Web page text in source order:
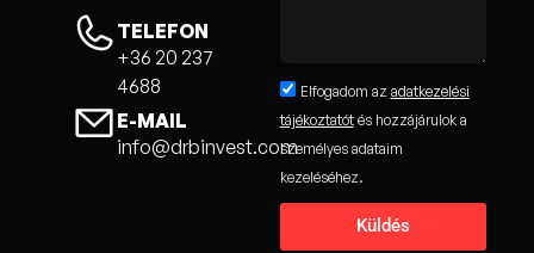
TELEFON
+36 20 237
4688
E-MAIL
info@drbinvest.com
Elfogadom az adatkezelési
tájékoztatótés hozzájárulok a
személyes adataim
kezeléséhez.
Küldés